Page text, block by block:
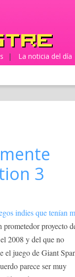
| La noticia del día
3
indies que tenían
prometedor proyecto
2008 y del que no
el juego de Giant
parece ser muy